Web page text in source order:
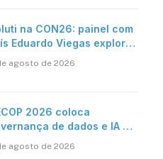
na CON26: painel com
Eduardo Viegas explora
da Contabilidade
agosto de 2026
2026 coloca
de dados e IA no
agosto de 2026